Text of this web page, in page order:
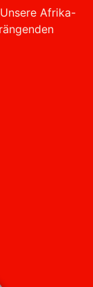
Afrika-